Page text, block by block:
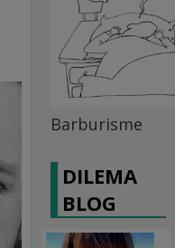
Barburisme
DILEMA
BLOG